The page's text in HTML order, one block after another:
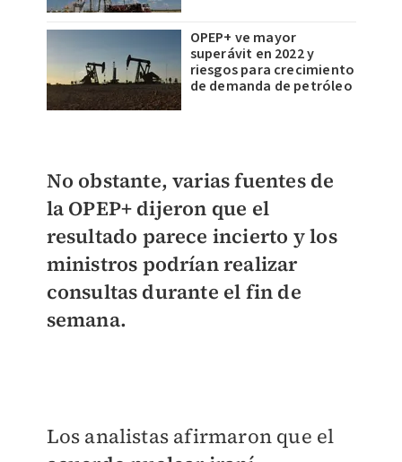
OPEP+ ve mayor
superávit en 2022 y
riesgos para crecimiento
de demanda de petróleo
No obstante, varias fuentes de
la OPEP+ dijeron que el
resultado parece incierto y los
ministros podrían realizar
consultas durante el fin de
semana.
Los analistas afirmaron que el